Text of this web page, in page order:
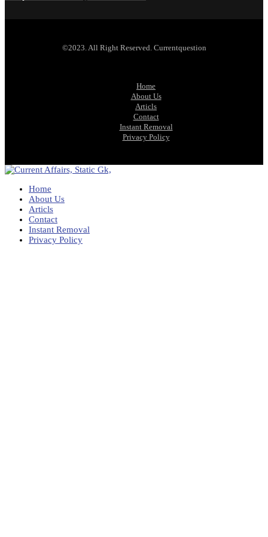
©2023. All Right Reserved. Currentquestion
Home
About Us
Articls
Contact
Instant Removal
Privacy Policy
Home
About Us
Articls
Contact
Instant Removal
Privacy Policy